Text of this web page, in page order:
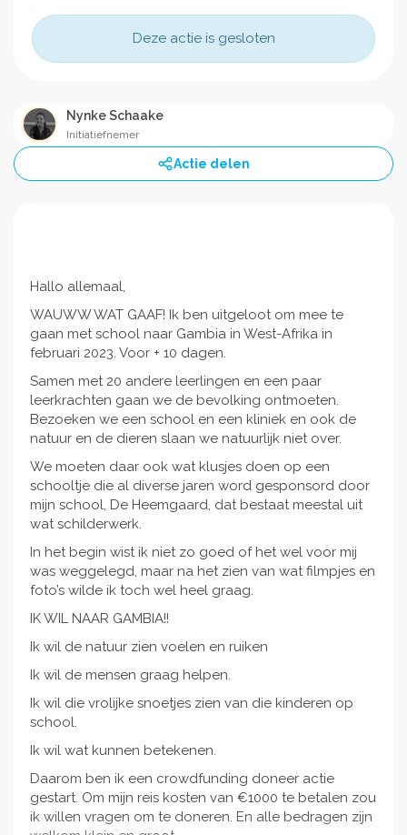
Deze actie is gesloten
Nynke Schaake
Initiatiefnemer
Actie delen
Hallo allemaal,
WAUWW WAT GAAF! Ik ben uitgeloot om mee te
gaan met school naar Gambia in West-Afrika in
februari 2023. Voor + 10 dagen.
Samen met 20 andere leerlingen en een paar
leerkrachten gaan we de bevolking ontmoeten.
Bezoeken we een school en een kliniek en ook de
natuur en de dieren slaan we natuurlijk niet over.
We moeten daar ook wat klusjes doen op een
schooltje die al diverse jaren word gesponsord door
mijn school, De Heemgaard, dat bestaat meestal uit
wat schilderwerk.
In het begin wist ik niet zo goed of het wel voor mij
was weggelegd, maar na het zien van wat filmpjes en
foto’s wilde ik toch wel heel graag.
IK WIL NAAR GAMBIA!!
Ik wil de natuur zien voelen en ruiken
Ik wil de mensen graag helpen.
Ik wil die vrolijke snoetjes zien van die kinderen op
school.
Ik wil wat kunnen betekenen.
Daarom ben ik een crowdfunding doneer actie
gestart. Om mijn reis kosten van €1000 te betalen zou
ik willen vragen om te doneren. En alle bedragen zijn